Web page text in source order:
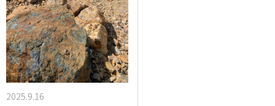
2025.9.16